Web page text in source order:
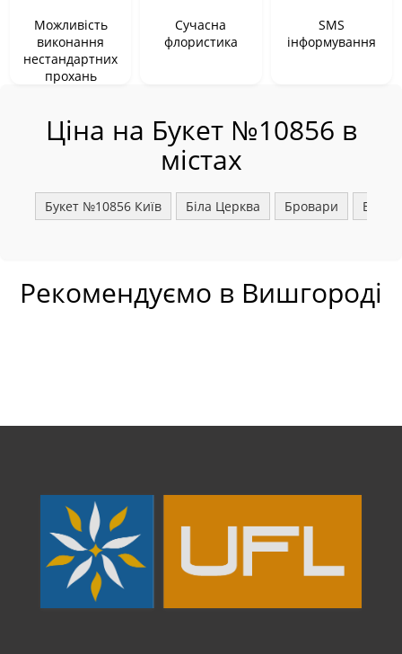
Можливість
виконання
нестандартних
прохань
Сучасна
флористика
SMS
інформування
Ціна на Букет №10856 в
містах
Букет №10856 Київ Біла Церква Бровари
Рекомендуємо в Вишгороді